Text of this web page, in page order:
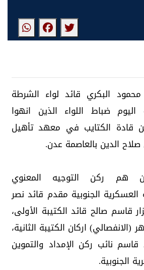
البكري قائد لواء الشرطة
اليوم ضباط اللواء الذين انهوا
قادة الكتايب في معهد تأهيل
صلاح الدين بالعاصمة عدن.
هم ركن التوجيه المعنوي
الجنوبية مقدم قائد نصر
قاسم صالح قائد الكتيبة الأولى،
اركان الكتيبة الثانية،
نائب ركن الإمداد والتموين
الجنوبية.